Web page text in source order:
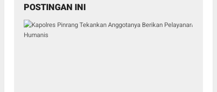
POSTINGAN INI